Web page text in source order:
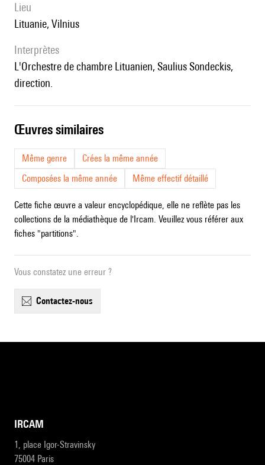
lieu
Lituanie, Vilnius
interprètes
l'Orchestre de chambre Lituanien, Saulius Sondeckis,
direction.
œuvres similaires
Même genre
Crées la même année
Composées la même année
Même effectif détaillé
Cette fiche œuvre a valeur encyclopédique, elle ne reflète pas les
collections de la médiathèque de l'Ircam. Veuillez vous référer aux
fiches "partitions".
Vous constatez une erreur ?
contactez-nous
IRCAM
1, place Igor-Stravinsky
75004 Paris